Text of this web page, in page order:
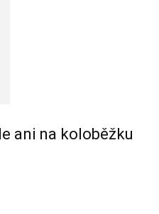
ani na koloběžku